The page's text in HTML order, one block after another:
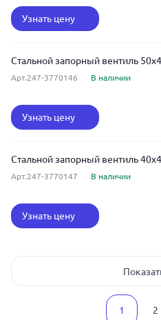
Узнать цену
Стальной запорный вентиль
Арт.247-3770146 В наличии
Узнать цену
Стальной запорный вентиль
Арт.247-3770147 В наличии
Узнать цену
1 2